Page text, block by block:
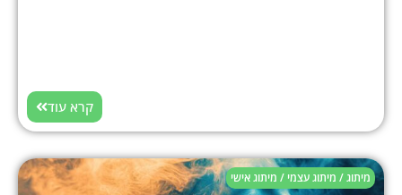
קרא עוד
מיתוג / מיתוג עצמי / מיתוג אישי